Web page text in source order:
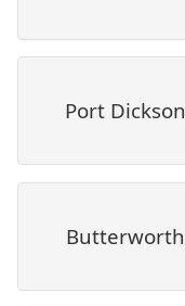
Port Dickson
Butterworth